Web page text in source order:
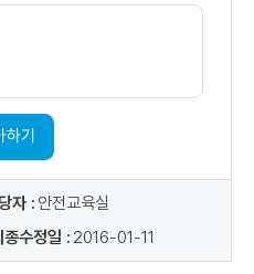
하기
자 : 안전교육실
종수정일 : 2016-01-11